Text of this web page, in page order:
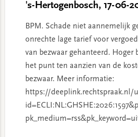
's-Hertogenbosch, 17-06-
BPM. Schade niet aannemelijk
onrechte lage tarief voor
van bezwaar gehanteerd. Hoger
het punt ten aanzien van de
bezwaar. Meer informatie:
https://deeplink.rechtspraak.nl/